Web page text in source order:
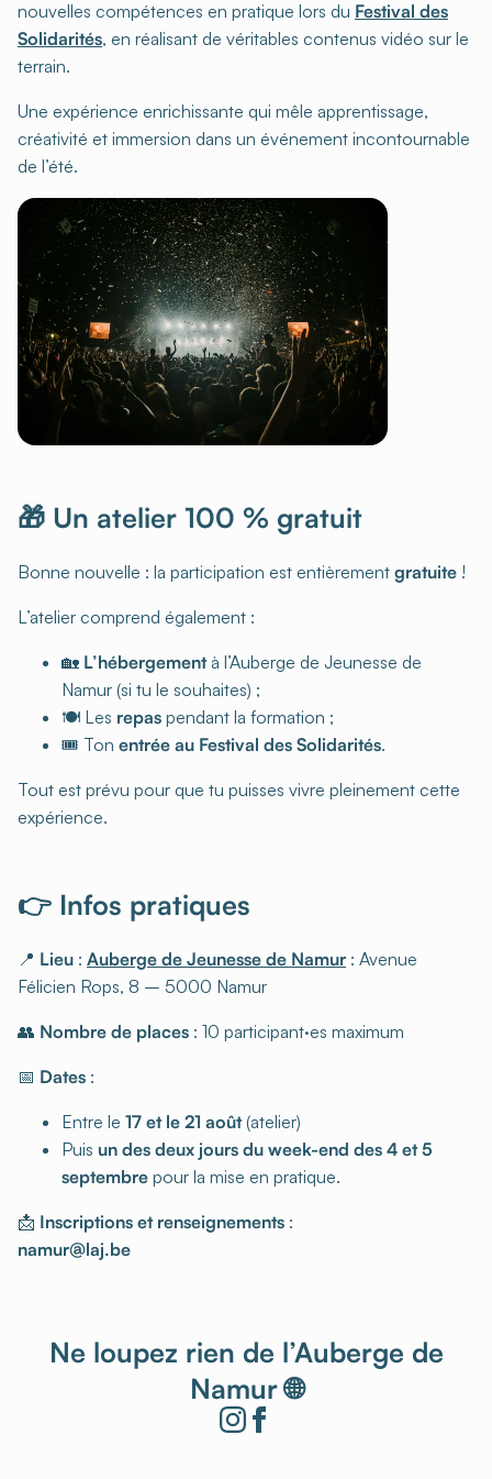
nouvelles compétences en pratique lors du Festival des
Solidarités, en réalisant de véritables contenus vidéo sur le
terrain.
Une expérience enrichissante qui mêle apprentissage,
créativité et immersion dans un événement incontournable
de l’été.
🎁 Un atelier 100 % gratuit
Bonne nouvelle : la participation est entièrement gratuite !
L’atelier comprend également :
🏡 L’hébergementà l’Auberge de Jeunesse de
Namur (si tu le souhaites) ;
🍽 Les repas pendant la formation ;
🎟 Ton entrée au Festival des Solidarités.
Tout est prévu pour que tu puisses vivre pleinement cette
expérience.
👉 Infos pratiques
📍 Lieu : Auberge de Jeunesse de Namur : Avenue
Félicien Rops, 8 – 5000 Namur
👥 Nombre de places : 10 participant·es maximum
📅 Dates :
Entre le 17 et le 21 août(atelier)
Puis un des deux jours du week-end des 4 et 5
septembre pour la mise en pratique.
📩 Inscriptions et renseignements :
namur@laj.be
Ne loupez rien de l’Auberge de
Namur 🌐